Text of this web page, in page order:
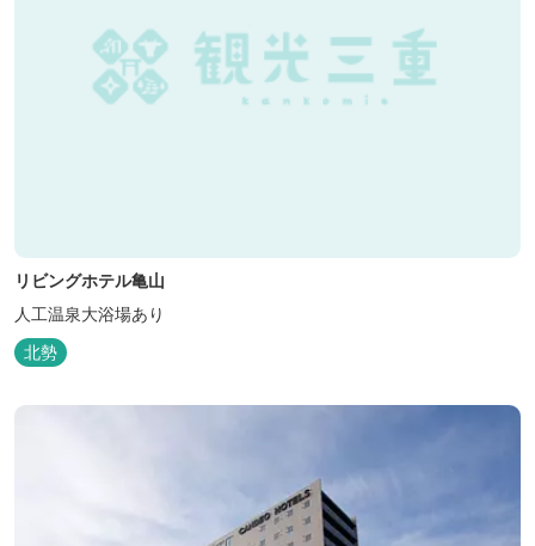
リビングホテル亀山
人工温泉大浴場あり
北勢